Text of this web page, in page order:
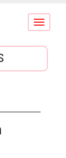
Conmutar